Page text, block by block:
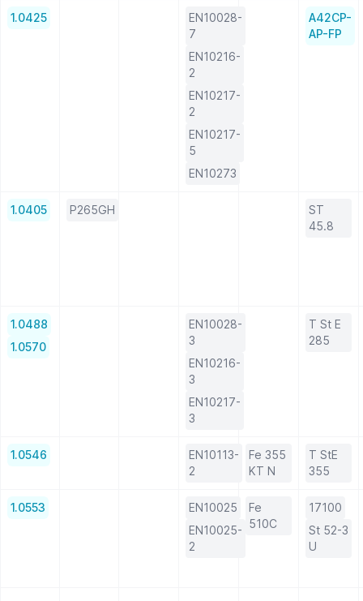
1.0425
EN10028-
7
EN10216-
2
EN10217-
2
EN10217-
5
EN10273
A42CP-
AP-FP
1.0405 P265GH
ST
45.8
1.0488
1.0570
EN10028-
3
EN10216-
3
EN10217-
3
T St E
285
1.0546
EN10113-
2
Fe 355
KT N
T StE
355
1.0553
EN10025
EN10025-
2
Fe
510C
17100
St 52-3
U